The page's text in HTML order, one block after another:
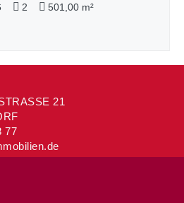
2
501,00 m²
21
77